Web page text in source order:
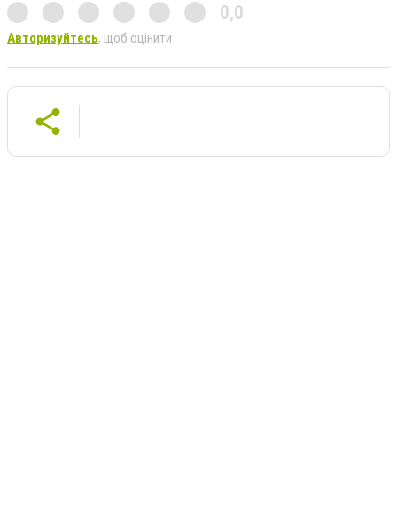
0,0
Авторизуйтесь, щоб оцінити